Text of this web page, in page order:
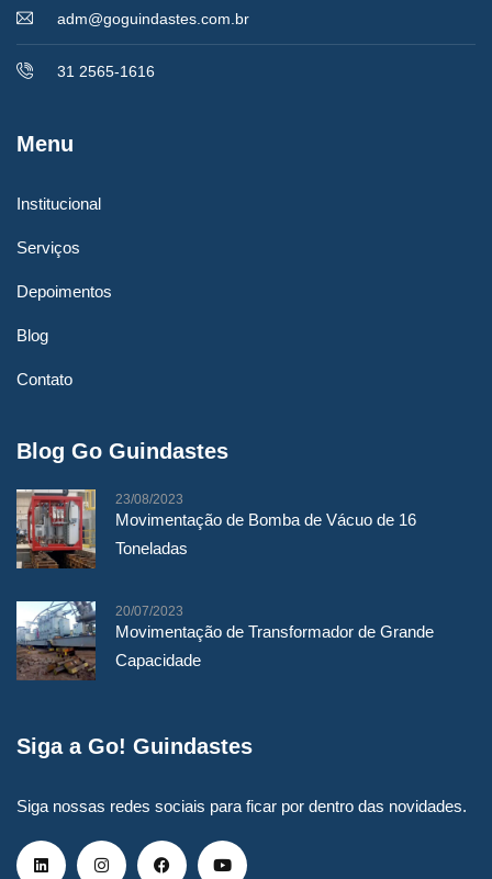
adm@goguindastes.com.br
31 2565-1616
Menu
Institucional
Serviços
Depoimentos
Blog
Contato
Blog Go Guindastes
23/08/2023
Movimentação de Bomba de Vácuo de 16
Toneladas
20/07/2023
Movimentação de Transformador de Grande
Capacidade
Siga a Go! Guindastes
Siga nossas redes sociais para ficar por dentro das novidades.